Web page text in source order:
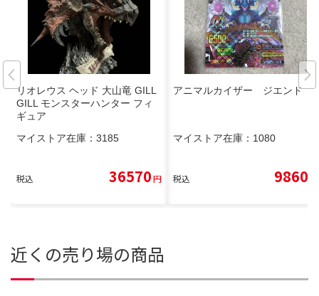
リオレウス ヘッド 大山竜 GILL
GILL モンスターハンター フィ
ギュア
マイストア在庫： 3185
税込 36570円
アニマルカイザー ジエンド
マイストア在庫： 1080
税込 9860
近くの売り場の商品